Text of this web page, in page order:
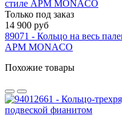
Только под заказ
14 900 руб
89071 - Кольцо на весь
APM MONACO
Похожие товары